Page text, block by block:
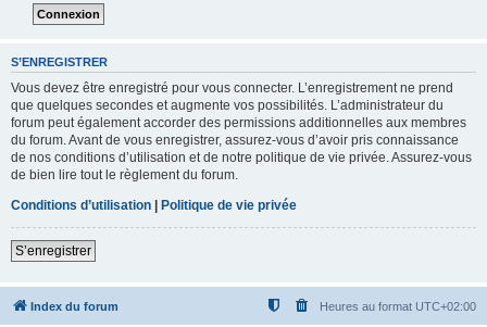
S’ENREGISTRER
Vous devez être enregistré pour vous connecter. L’enregistrement ne prend
que quelques secondes et augmente vos possibilités. L’administrateur du
forum peut également accorder des permissions additionnelles aux membres
du forum. Avant de vous enregistrer, assurez-vous d’avoir pris connaissance
de nos conditions d’utilisation et de notre politique de vie privée. Assurez-vous
de bien lire tout le règlement du forum.
Conditions d’utilisation | Politique de vie privée
S’enregistrer
Index du forum Heures au format UTC+02:00